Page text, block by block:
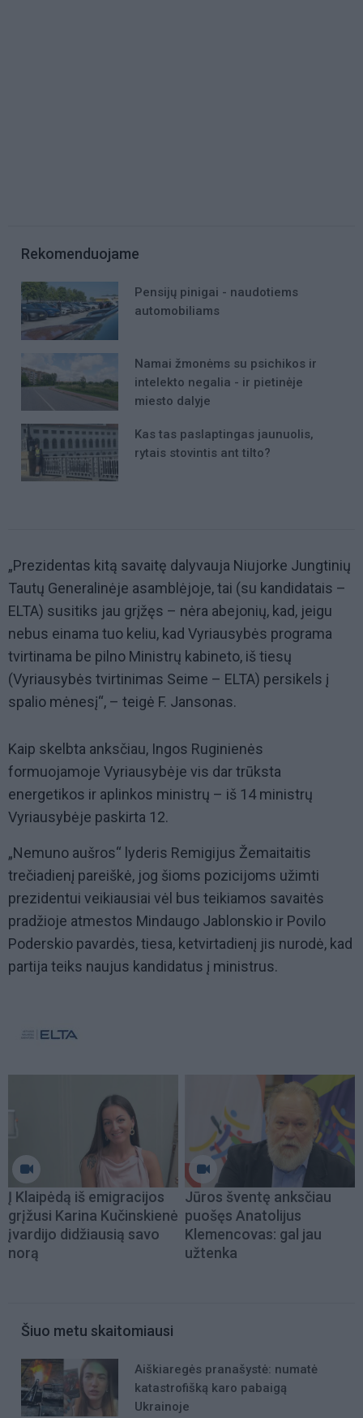
Rekomenduojame
Pensijų pinigai - naudotiems
automobiliams
Namai žmonėms su psichikos ir
intelekto negalia - ir pietinėje
miesto dalyje
Kas tas paslaptingas jaunuolis,
rytais stovintis ant tilto?
„Prezidentas kitą savaitę dalyvauja Niujorke Jungtinių
Tautų Generalinėje asamblėjoje, tai (su kandidatais –
ELTA) susitiks jau grįžęs – nėra abejonių, kad, jeigu
nebus einama tuo keliu, kad Vyriausybės programa
tvirtinama be pilno Ministrų kabineto, iš tiesų
(Vyriausybės tvirtinimas Seime – ELTA) persikels į
spalio mėnesį“, – teigė F. Jansonas.
Kaip skelbta anksčiau, Ingos Ruginienės
formuojamoje Vyriausybėje vis dar trūksta
energetikos ir aplinkos ministrų – iš 14 ministrų
Vyriausybėje paskirta 12.
„Nemuno aušros“ lyderis Remigijus Žemaitaitis
trečiadienį pareiškė, jog šioms pozicijoms užimti
prezidentui veikiausiai vėl bus teikiamos savaitės
pradžioje atmestos Mindaugo Jablonskio ir Povilo
Poderskio pavardės, tiesa, ketvirtadienį jis nurodė, kad
partija teiks naujus kandidatus į ministrus.
Į Klaipėdą iš emigracijos
grįžusi Karina Kučinskienė
įvardijo didžiausią savo
norą
Jūros šventę anksčiau
puošęs Anatolijus
Klemencovas: gal jau
užtenka
Šiuo metu skaitomiausi
Aiškiaregės pranašystė: numatė
katastrofišką karo pabaigą
Ukrainoje